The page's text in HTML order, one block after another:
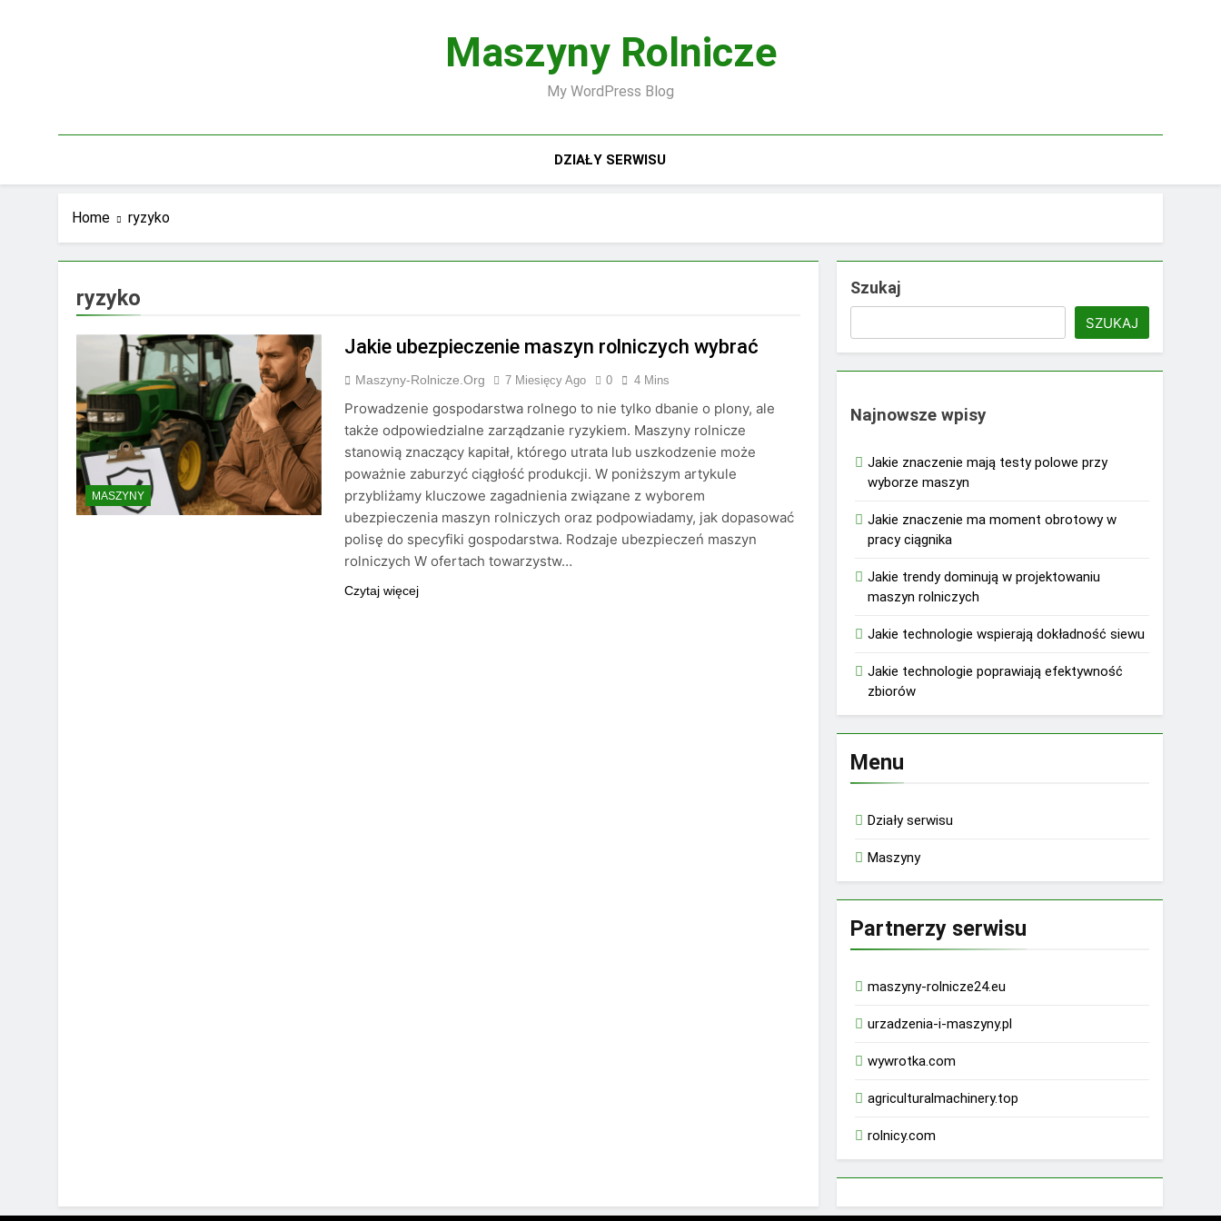
Maszyny Rolnicze
My WordPress Blog
DZIAŁY SERWISU
Home ryzyko
ryzyko
MASZYNY
Jakie ubezpieczenie maszyn rolniczych wybrać
Maszyny-Rolnicze.org 7 Miesięcy Ago 0 4 Mins
Prowadzenie gospodarstwa rolnego to nie tylko dbanie o plony, ale
także odpowiedzialne zarządzanie ryzykiem. Maszyny rolnicze
stanowią znaczący kapitał, którego utrata lub uszkodzenie może
poważnie zaburzyć ciągłość produkcji. W poniższym artykule
przybliżamy kluczowe zagadnienia związane z wyborem
ubezpieczenia maszyn rolniczych oraz podpowiadamy, jak dopasować
polisę do specyfiki gospodarstwa. Rodzaje ubezpieczeń maszyn
rolniczych W ofertach towarzystw…
Czytaj więcej
Szukaj
SZUKAJ
Najnowsze wpisy
Jakie znaczenie mają testy polowe przy
wyborze maszyn
Jakie znaczenie ma moment obrotowy w
pracy ciągnika
Jakie trendy dominują w projektowaniu
maszyn rolniczych
Jakie technologie wspierają dokładność siewu
Jakie technologie poprawiają efektywność
zbiorów
Menu
Działy serwisu
Maszyny
Partnerzy serwisu
maszyny-rolnicze24.eu
urzadzenia-i-maszyny.pl
wywrotka.com
agriculturalmachinery.top
rolnicy.com
rhino 9000 male enhancement pills reviews